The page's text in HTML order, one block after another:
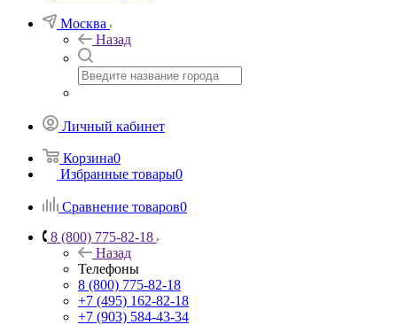
Москва
Назад
Личный кабинет
Корзина0
Избранные товары0
Сравнение товаров0
8 (800) 775-82-18
Назад
Телефоны
8 (800) 775-82-18
+7 (495) 162-82-18
+7 (903) 584-43-34